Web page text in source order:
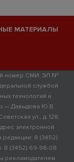
МАТЕРИАЛЫ
номер СМИ: ЭЛ №
службой
технологий и
— Давыдова Ю.В.
ул., д. 128,
электронной
8 (3452)
8 (3452) 69-98-08
рекламодателем.